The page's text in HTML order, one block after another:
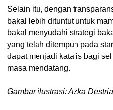
Selain itu, dengan
bakal lebih dituntut untuk
bakal menyudahi strategi
yang telah ditempuh pada
dapat menjadi katalis bagi
masa mendatang.
Gambar ilustrasi: Azka